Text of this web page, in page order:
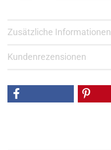
Zusätzliche Informationen
Kundenrezensionen